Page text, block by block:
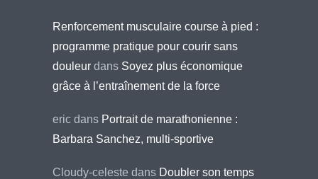
Renforcement musculaire course à pied :
programme pratique pour courir sans
douleur dans Soyez plus économique
grâce à l’entraînement de la force
eric dans Portrait de marathonienne :
Barbara Sanchez, multi-sportive
Cloudy-celeste dans Doubler son temps